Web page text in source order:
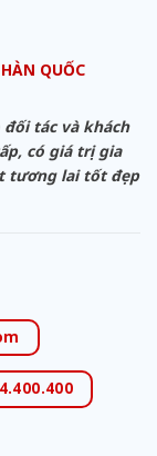
QUỐC
đối tác và khách
có giá trị gia
tương lai tốt đẹp